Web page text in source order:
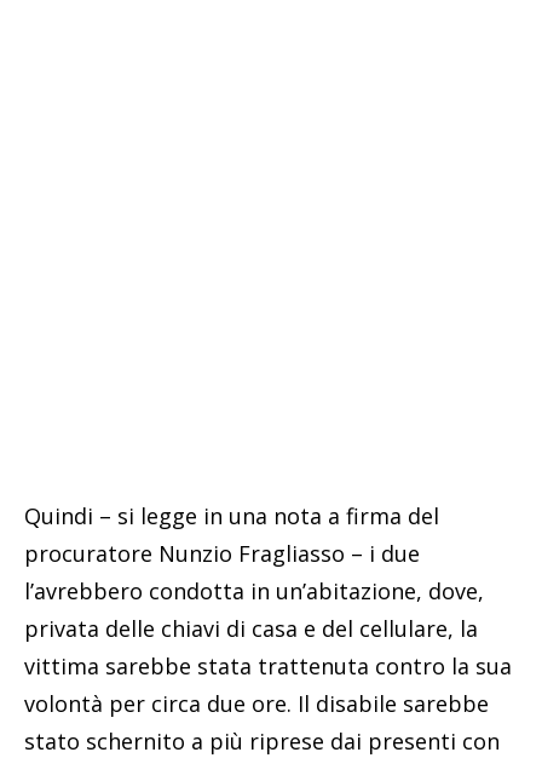
Quindi – si legge in una nota a firma del
procuratore Nunzio Fragliasso – i due
l’avrebbero condotta in un’abitazione, dove,
privata delle chiavi di casa e del cellulare, la
vittima sarebbe stata trattenuta contro la sua
volontà per circa due ore. Il disabile sarebbe
stato schernito a più riprese dai presenti con